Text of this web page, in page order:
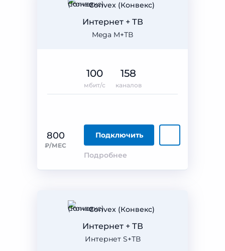
Convex (Конвекс)
Mega M+ТВ
Интернет + ТВ
800
₽/МЕС
Подключить
Подробнее
100
мбит/с
158
каналов
Convex (Конвекс)
Интернет S+ТВ
Интернет + ТВ